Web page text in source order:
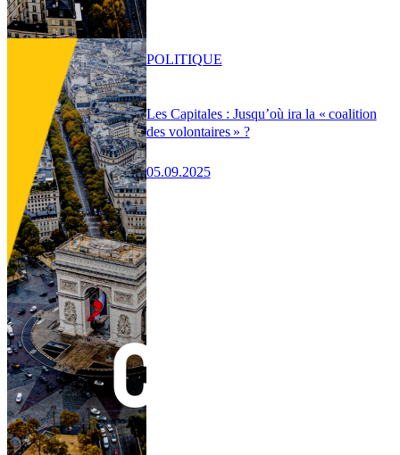
Les Capitales : Jusqu’où ira la « coalition
des volontaires » ?
05.09.2025
POLITIQUE